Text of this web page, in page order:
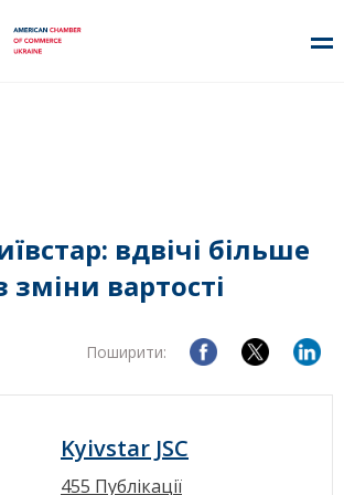
вдвічі більше
зміни вартості
Поширити:
Kyivstar JSC
455 Публікації